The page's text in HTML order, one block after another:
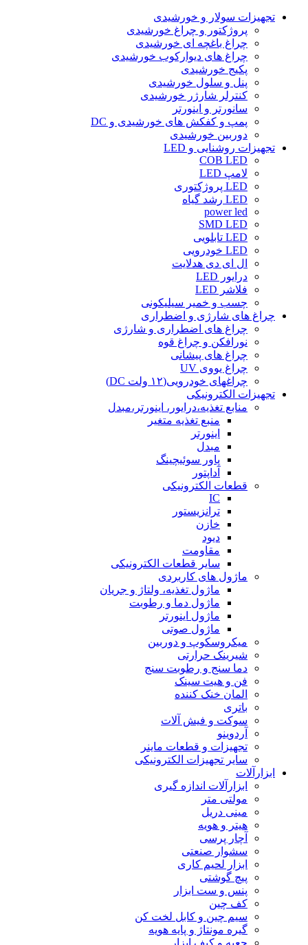
تجهیزات سولار و خورشیدی
پروژکتور و چراغ خورشیدی
چراغ باغچه ای خورشیدی
چراغ های دیوارکوب خورشیدی
پکیج خورشیدی
پنل و سلول خورشیدی
کنترلر شارژر خورشیدی
سانورتر و اینورتر
پمپ و کفکش های خورشیدی و DC
دوربین خورشیدی
تجهیزات روشنایی و LED
COB LED
لامپ LED
LED پروژکتوری
LED رشد گیاه
power led
SMD LED
LED تابلویی
LED خودرویی
ال ای دی هدلایت
درایور LED
فلاشر LED
چسب و خمیر سیلیکونی
چراغ های شارژی و اضطراری
چراغ های اضطراری و شارژی
نورافکن و چراغ قوه
چراغ های پیشانی
چراغ یووی UV
چراغهای خودرویی(۱۲ ولت DC)
تجهیزات الکترونیکی
منابع تغذیه،درایور، اینورتر،مبدل
منبع تغذیه متغیر
اینورتر
مبدل
پاور سوئیچینگ
آداپتور
قطعات الکترونیکی
IC
ترانزیستور
خازن
دیود
مقاومت
سایر قطعات الکترونیکی
ماژول های کاربردی
ماژول تغذیه، ولتاژ و جریان
ماژول دما و رطوبت
ماژول اینورتر
ماژول صوتی
میکروسکوپ و دوربین
شیرینک حرارتی
دما سنج و رطوبت سنج
فن و هیت سینک
المان خنک کننده
باتری
سوکت و فیش آلات
آردوینو
تجهیزات و قطعات ماینر
سایر تجهیزات الکترونیکی
ابزارآلات
ابزارآلات اندازه گیری
مولتی متر
مینی دریل
هیتر و هویه
آچار پرسی
سشوار صنعتی
ابزار لحیم کاری
پیچ گوشتی
پنس و ست ابزار
کف چین
سیم چین و کابل لخت کن
گیره مونتاژ و پایه هویه
جعبه و کیف ابزار